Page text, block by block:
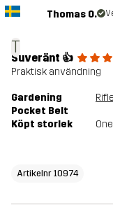
T
Thomas O.
Suveränt 👍
Praktisk användning
Gardening
Pocket Belt
Köpt storlek
Artikelnr 10974